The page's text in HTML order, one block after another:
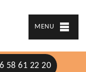
MENU
58 61 22 20